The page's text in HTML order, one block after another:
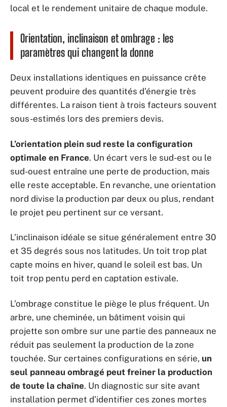
local et le rendement unitaire de chaque module.
Orientation, inclinaison et ombrage : les
paramètres qui changent la donne
Deux installations identiques en puissance crête
peuvent produire des quantités d’énergie très
différentes. La raison tient à trois facteurs souvent
sous-estimés lors des premiers devis.
L’orientation plein sud reste la configuration
optimale en France. Un écart vers le sud-est ou le
sud-ouest entraîne une perte de production, mais
elle reste acceptable. En revanche, une orientation
nord divise la production par deux ou plus, rendant
le projet peu pertinent sur ce versant.
L’inclinaison idéale se situe généralement entre 30
et 35 degrés sous nos latitudes. Un toit trop plat
capte moins en hiver, quand le soleil est bas. Un
toit trop pentu perd en captation estivale.
L’ombrage constitue le piège le plus fréquent. Un
arbre, une cheminée, un bâtiment voisin qui
projette son ombre sur une partie des panneaux ne
réduit pas seulement la production de la zone
touchée. Sur certaines configurations en série, un
seul panneau ombragé peut freiner la production
de toute la chaîne. Un diagnostic sur site avant
installation permet d’identifier ces zones mortes